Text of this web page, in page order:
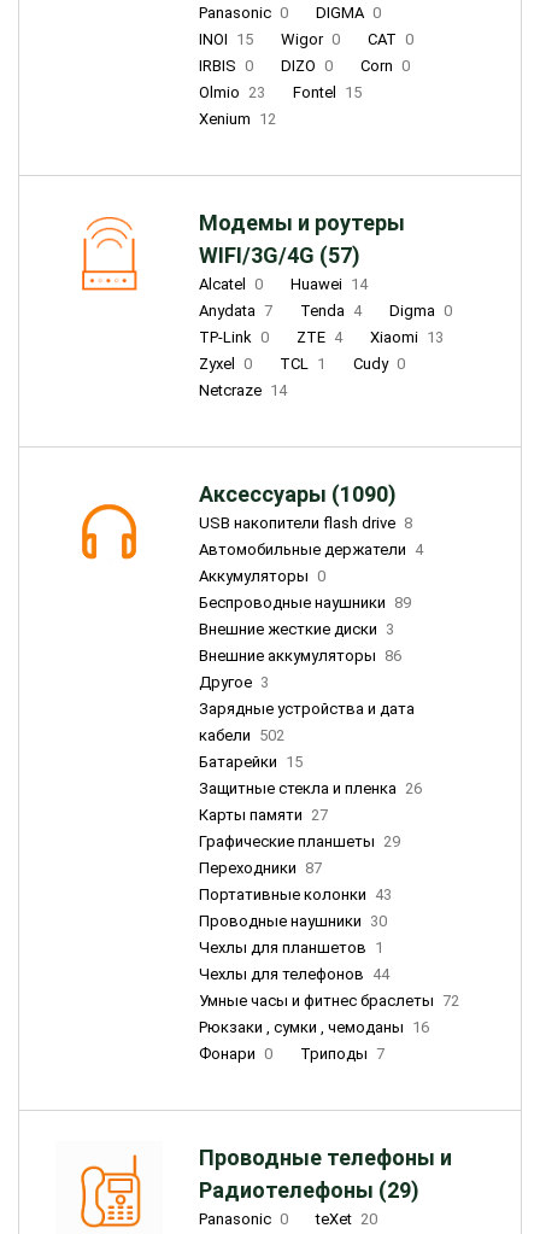
Panasonic 0 DIGMA 0
INOI 15 Wigor 0 CAT 0
IRBIS 0 DIZO 0 Corn 0
Olmio 23 Fontel
15
Xenium 12
Модемы и роутеры
WIFI/3G/4G (57)
Alcatel 0 Huawei 14
Anydata 7 Tenda 4 Digma 0
TP-Link 0 ZTE 4 Xiaomi 13
Zyxel
0 TCL 1 Cudy 0
Netcraze 14
Аксессуары (1090)
USB накопители flash drive 8
Автомобильные держатели 4
Аккумуляторы 0
Беспроводные наушники 89
Внешние жесткие диски 3
Внешние аккумуляторы 86
Другое 3
Зарядные устройства и дата
кабели 502
Батарейки 15
Защитные стекла и пленка 26
Карты памяти 27
Графические планшеты 29
Переходники 87
Портативные колонки 43
Проводные наушники 30
Чехлы для планшетов 1
Чехлы для телефонов 44
Умные часы и фитнес браслеты 72
Рюкзаки , сумки , чемоданы 16
Фонари 0 Триподы 7
Проводные телефоны и
Радиотелефоны (29)
Panasonic 0 teXet 20